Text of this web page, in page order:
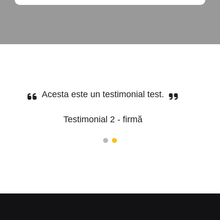
Acesta este un testimonial test.
Testimonial 2 - firmă